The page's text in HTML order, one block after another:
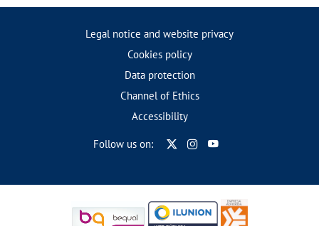
Legal notice and website privacy
Cookies policy
Data protection
Channel of Ethics
Accessibility
Follow us on: